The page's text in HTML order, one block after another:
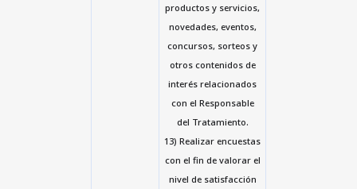
productos y servicios,
novedades, eventos,
concursos, sorteos y
otros contenidos de
interés relacionados
con el Responsable
del Tratamiento.
13) Realizar encuestas
con el fin de valorar el
nivel de satisfacción